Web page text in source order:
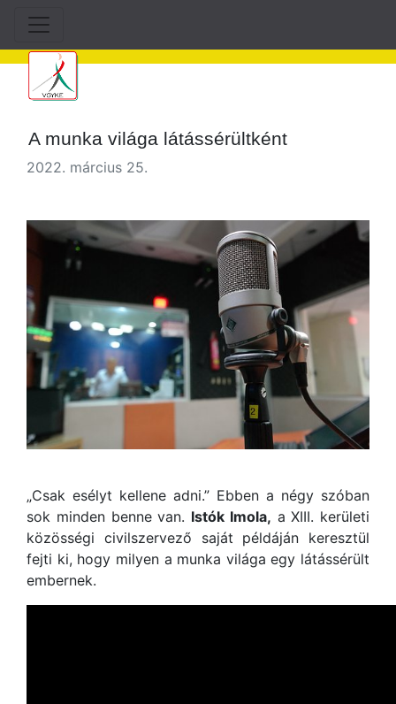
A munka világa látássérültként
2022. március 25.
„Csak esélyt kellene adni.” Ebben a négy szóban
sok minden benne van. Istók Imola, a XIII. kerületi
közösségi civilszervező saját példáján keresztül
fejti ki, hogy milyen a munka világa egy látássérült
embernek.